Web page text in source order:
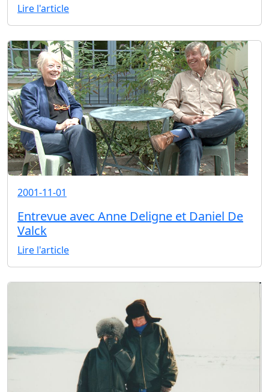
Lire l'article
2001-11-01
Entrevue avec Anne Deligne et Daniel De
Valck
Lire l'article